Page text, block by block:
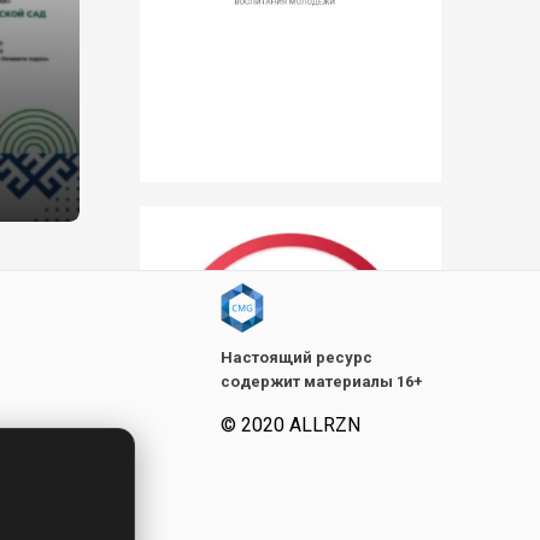
Настоящий ресурс
содержит материалы 16+
© 2020 ALLRZN